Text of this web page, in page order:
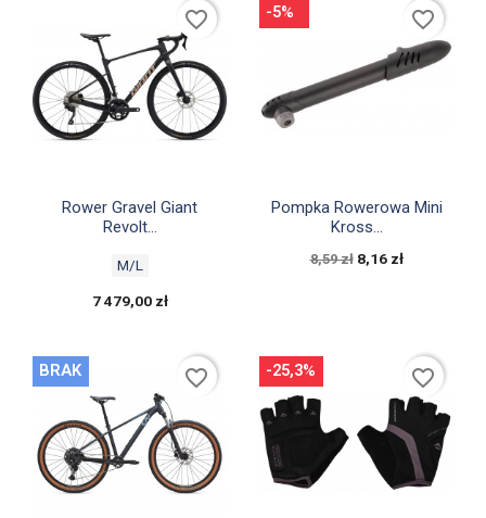
Szybki podgląd
Rower Gravel Giant
Revolt...
M/L
7 479,00 zł
favorite_border
Szybki podgląd
Pompka Rowerowa Mini
Kross...
8,59 zł 8,16 zł
-5% favorite_border
BRAK favorite_border -25,3% favorite_border